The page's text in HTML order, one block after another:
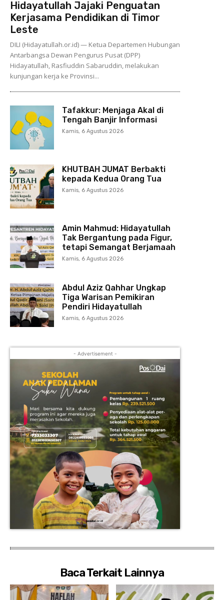
Hidayatullah Jajaki Penguatan
Kerjasama Pendidikan di Timor
Leste
DILI (Hidayatullah.or.id) — Ketua Departemen Hubungan
Antarbangsa Dewan Pengurus Pusat (DPP)
Hidayatullah, Rasfiuddin Sabaruddin, melakukan
kunjungan kerja ke Provinsi...
Tafakkur: Menjaga Akal di
Tengah Banjir Informasi
Kamis, 6 Agustus 2026
KHUTBAH JUMAT Berbakti
kepada Kedua Orang Tua
Kamis, 6 Agustus 2026
Amin Mahmud: Hidayatullah
Tak Bergantung pada Figur,
tetapi Semangat Berjamaah
Kamis, 6 Agustus 2026
Abdul Aziz Qahhar Ungkap
Tiga Warisan Pemikiran
Pendiri Hidayatullah
Kamis, 6 Agustus 2026
- Advertisement -
Baca Terkait Lainnya